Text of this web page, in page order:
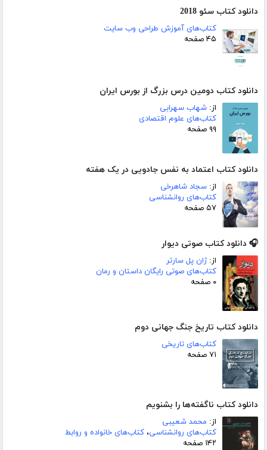
دانلود کتاب سئو 2018
کتاب‌های آموزش طراحی وب سایت
۴۵ صفحه
دانلود کتاب دومین درس بزرگ از بورس ایران
از: شهاب سهرابی
کتاب‌های علوم اقتصادی
۹۹ صفحه
دانلود کتاب اعتماد به نفس جادویی در یک هفته
از: سجاد شاهرخی
کتاب‌های روانشناسی
۵۷ صفحه
🎧 دانلود کتاب صوتی دیوار
از:ژان پل سارتر
کتاب‌های صوتی رایگان داستان و رمان
۰ صفحه
دانلود کتاب تاریخ جنگ جهانی دوم
کتاب‌های تاریخی
۷۱ صفحه
دانلود کتاب ناگفته‌ها را بشنویم
از: محمد شعیبی
کتاب‌های روانشناسی، کتاب‌های خانواده و روابط
۱۴۲ صفحه